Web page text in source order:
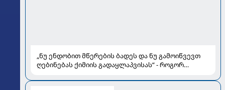
„ნუ ენდობით მწერების ბადეს და ნუ გამოიწვევთ
ღებინებას ქიმიის გადაყლაპვისას“ - როგორ
სალომე ახვლედიანის რჩევები